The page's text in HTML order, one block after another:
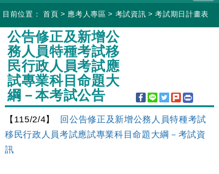
目前位置： 首頁 > 應考人專區 > 考試資訊 >考試期日計畫表
:::
公告修正及新增公
務人員特種考試移
民行政人員考試應
試專業科目命題大
綱－本考試公告
【115/2/4】
回公告修正及新增公務人員特種考試
移民行政人員考試應試專業科目命題大綱－考試資
訊